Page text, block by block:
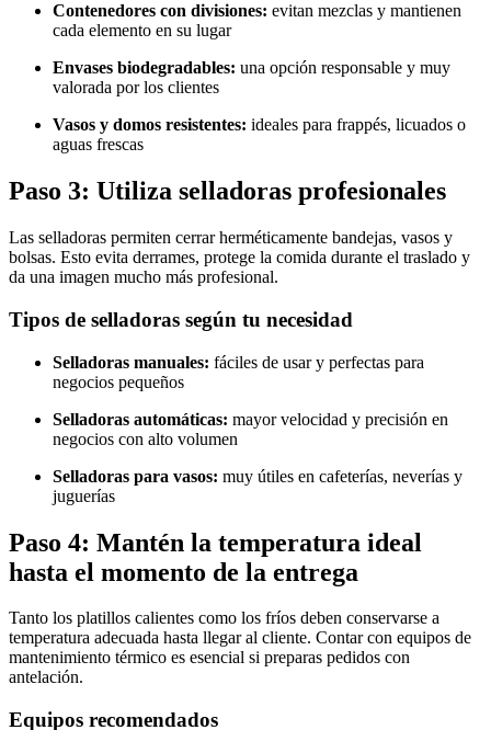
Contenedores con divisiones: evitan mezclas y mantienen
cada elemento en su lugar
Envases biodegradables: una opción responsable y muy
valorada por los clientes
Vasos y domos resistentes: ideales para frappés, licuados o
aguas frescas
Paso 3: Utiliza selladoras profesionales
Las selladoras permiten cerrar herméticamente bandejas, vasos y
bolsas. Esto evita derrames, protege la comida durante el traslado y
da una imagen mucho más profesional.
Tipos de selladoras según tu necesidad
Selladoras manuales: fáciles de usar y perfectas para
negocios pequeños
Selladoras automáticas: mayor velocidad y precisión en
negocios con alto volumen
Selladoras para vasos: muy útiles en cafeterías, neverías y
juguerías
Paso 4: Mantén la temperatura ideal
hasta el momento de la entrega
Tanto los platillos calientes como los fríos deben conservarse a
temperatura adecuada hasta llegar al cliente. Contar con equipos de
mantenimiento térmico es esencial si preparas pedidos con
antelación.
Equipos recomendados